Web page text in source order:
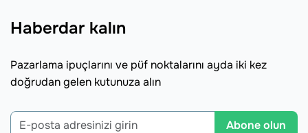
Haberdar kalın
Pazarlama ipuçlarını ve püf noktalarını ayda iki kez
doğrudan gelen kutunuza alın
Abone olun